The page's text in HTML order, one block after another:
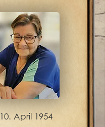
10. April 1954